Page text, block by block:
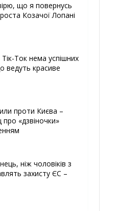
що я повернусь
Козачої Лопані
Тік-Ток нема успішних
ведуть красиве
проти Києва –
«дзвіночки»
ніж чоловіків з
захисту ЄС –